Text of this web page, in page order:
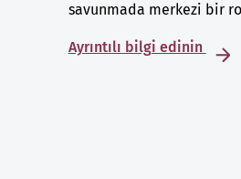
savunmada merkezi bir
Ayrıntılı bilgi edinin